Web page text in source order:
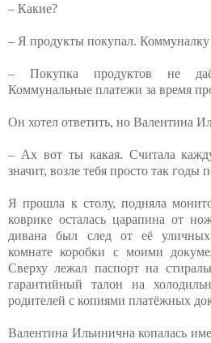
– Какие?
– Я продукты покупал. Коммуналку
– Покупка продуктов не
Коммунальные платежи за время
Он хотел ответить, но Валентина
– Ах вот ты какая. Считала
значит, возле тебя просто так годы
Я прошла к столу, подняла
коврике осталась царапина от
дивана был след от её
комнате коробки с моими
Сверху лежал паспорт на
гарантийный талон на
родителей с копиями платёжных
Валентина Ильинична копалась